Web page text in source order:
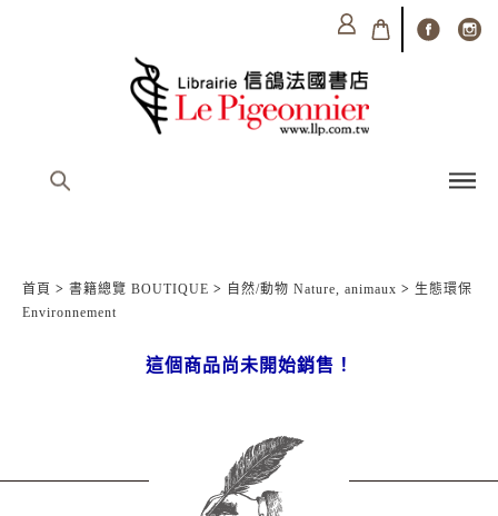
首頁 > 書籍總覽 BOUTIQUE > 自然/動物 Nature, animaux > 生態環保
Environnement
這個商品尚未開始銷售！